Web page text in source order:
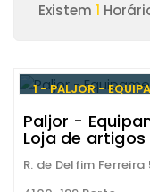
Existem 1
1 - PALJOR -
Paljor -
Loja de
R. de Delfim Ferreira